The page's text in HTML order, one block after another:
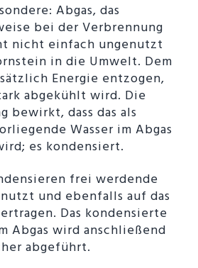
Abgas, das
bei der Verbrennung
nicht einfach ungenutzt
in die Umwelt. Dem
Energie entzogen,
abgekühlt wird. Die
bewirkt, dass das als
Wasser im Abgas
es kondensiert.
frei werdende
und ebenfalls auf das
Das kondensierte
Abgas wird anschließend
abgeführt.